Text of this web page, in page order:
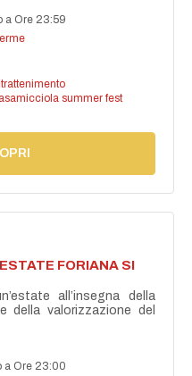
a Ore 23:59
summer fest
FORIANA SI
all’insegna della
della valorizzazione del
a Ore 23:00